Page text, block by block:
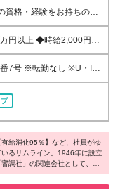
格・経験をお持ちの方
師資格 ・看護師経験 ※
方は即戦力として歓迎し
2,000円＋
以降は時給2,500円 ※経
により優遇いたします ※
手当（獣医師免許所
※U・Iタ
記を除く当社関連勤務地
有給消化95％】など、社員がゆ
るリムライン。1946年に設立
調社」の関連会社として、景
ているそうです。現在、3種
ションを募集しており、それ